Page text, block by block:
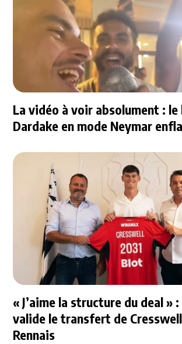
La vidéo à voir absolument :
Dardake en mode Neymar
« J’aime la structure du deal »
valide le transfert de
Rennais